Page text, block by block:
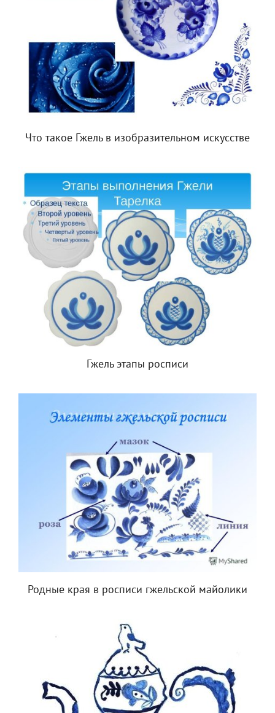
Что такое Гжель в изобразительном искусстве
Гжель этапы росписи
Родные края в росписи гжельской майолики